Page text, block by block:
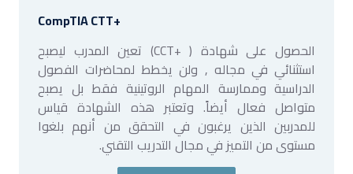
CompTIA CTT+
الحصول على شهادة ( +CCT) تعين المدرب ليصبح
استثنائي في مجاله , ولن يخطط لمحاضرات الفصول
الدراسية وممارسة المهام الروتينية فقط بل يصبح
متواصل فعال أيضاً. وتعتبر هذه الشهادة قياس
للمدربين الذين يرغبون في التحقق من أنهم بلغوا
مستوى من التميز في مجال التدريب التقني.